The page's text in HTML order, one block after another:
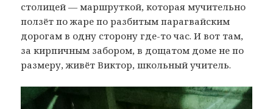
столицей — маршруткой, которая мучительно
ползёт по жаре по разбитым парагвайским
дорогам в одну сторону где-то час. И вот там,
за кирпичным забором, в дощатом доме не по
размеру, живёт Виктор, школьный учитель.